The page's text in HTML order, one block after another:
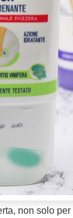
non solo per